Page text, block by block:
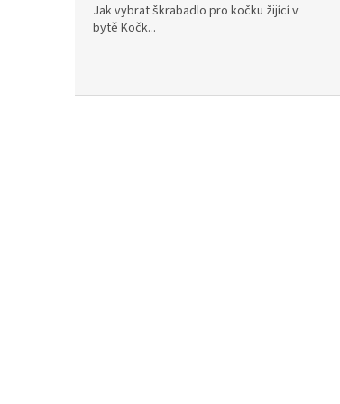
Jak vybrat škrabadlo pro kočku žijící v
bytě Kočk...